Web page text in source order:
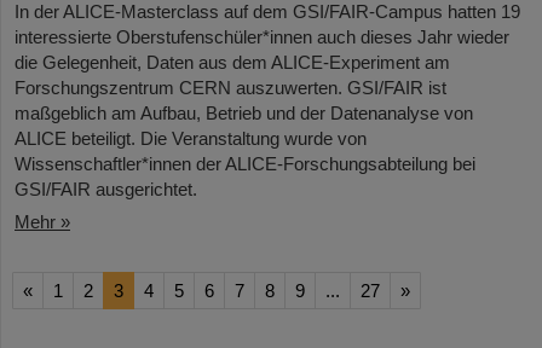
In der ALICE-Masterclass auf dem GSI/FAIR-Campus hatten 19
interessierte Oberstufenschüler*innen auch dieses Jahr wieder
die Gelegenheit, Daten aus dem ALICE-Experiment am
Forschungszentrum CERN auszuwerten. GSI/FAIR ist
maßgeblich am Aufbau, Betrieb und der Datenanalyse von
ALICE beteiligt. Die Veranstaltung wurde von
Wissenschaftler*innen der ALICE-Forschungsabteilung bei
GSI/FAIR ausgerichtet.
Mehr »
« 1 2 3 4 5 6 7 8 9 ... 27 »